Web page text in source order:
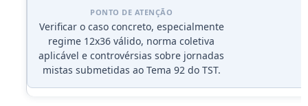
Verificar o caso concreto, especialmente
regime 12x36 válido, norma coletiva
aplicável e controvérsias sobre jornadas
mistas submetidas ao Tema 92 do TST.